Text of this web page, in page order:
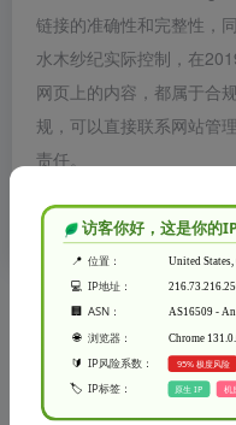
链接的准确性和完整性，
水木纱纪实际控制，在
网页上的内容，都属于合
规，可以直接联系网站管
责任。
水木纱纪致力于优质、实
相关导航
skitterphoto